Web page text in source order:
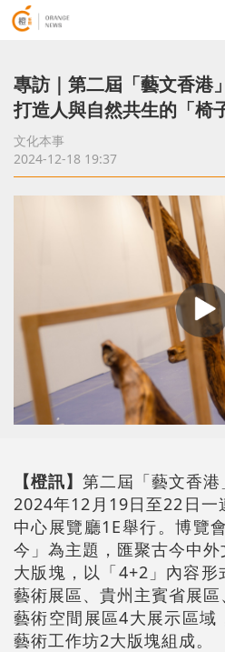
專訪｜第二屆「藝文香港
打造人與自然共生的「椅
文化本事
2024-12-18 19:37
【橙訊】 第二屆「藝文香
2024年12月19日至22日一
中心展覽廳1E舉行。博覽
今」為主題，匯聚古今中
大版塊，以「4+2」內容
藝術展區、貴州主賓省展
藝術空間展區4大展示區域
藝術工作坊2大版塊組成。